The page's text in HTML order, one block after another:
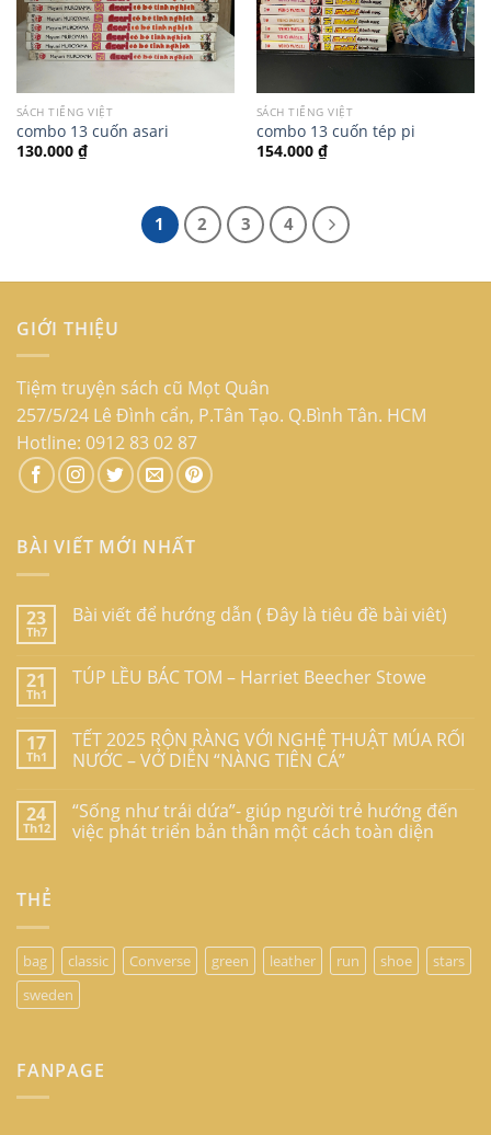
SÁCH TIẾNG VIỆT
combo 13 cuốn asari
130.000 ₫
SÁCH TIẾNG VIỆT
combo 13 cuốn tép pi
154.000 ₫
1 2 3 4
GIỚI THIỆU
Tiệm truyện sách cũ Mọt Quân
257/5/24 Lê Đình cẩn, P.Tân Tạo. Q.Bình Tân. HCM
Hotline: 0912 83 02 87
BÀI VIẾT MỚI NHẤT
23
Th7
Bài viết để hướng dẫn ( Đây là tiêu đề bài viêt)
21
Th1
TÚP LỀU BÁC TOM – Harriet Beecher Stowe
17
Th1
TẾT 2025 RỘN RÀNG VỚI NGHỆ THUẬT MÚA RỐI
NƯỚC – VỞ DIỄN “NÀNG TIÊN CÁ”
24
Th12
“Sống như trái dứa”- giúp người trẻ hướng đến
việc phát triển bản thân một cách toàn diện
THẺ
bag classic Converse green leather run shoe
stars
sweden
FANPAGE